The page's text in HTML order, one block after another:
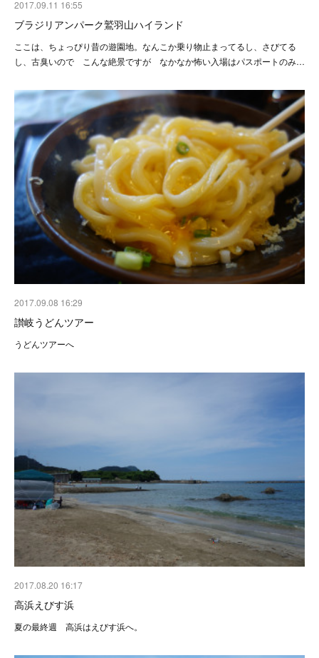
2017.09.11 16:55
ブラジリアンパーク鷲羽山ハイランド
ここは、ちょっぴり昔の遊園地。なんこか乗り物止まってるし、さびてる
し、古臭いので こんな絶景ですが なかなか怖い入場はパスポートのみ…
2017.09.08 16:29
讃岐うどんツアー
うどんツアーへ
2017.08.20 16:17
高浜えびす浜
夏の最終週 高浜はえびす浜へ。